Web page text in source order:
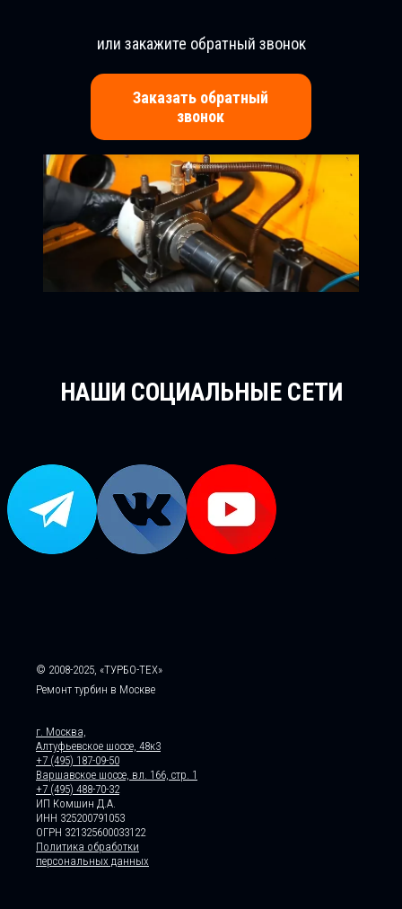
или закажите обратный звонок
Заказать обратный
звонок
НАШИ СОЦИАЛЬНЫЕ СЕТИ
© 2008-2025, «ТУРБО-ТЕХ»
Ремонт турбин в Москве
г. Москва,
Алтуфьевское шоссе, 48к3
+7 (495) 187-09-50
Варшавское шоссе, вл. 166, стр. 1
+7 (495) 488-70-32
ИП Комшин Д.А.
ИНН 325200791053
ОГРН 321325600033122
Политика обработки
персональных данных